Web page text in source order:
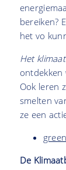
bereiken?
het vo
Het
Ook leren
smelten
ze een
De